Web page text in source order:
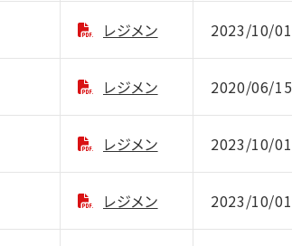
レジメン 2023/10/01
レジメン 2020/06/15
レジメン 2023/10/01
レジメン 2023/10/01